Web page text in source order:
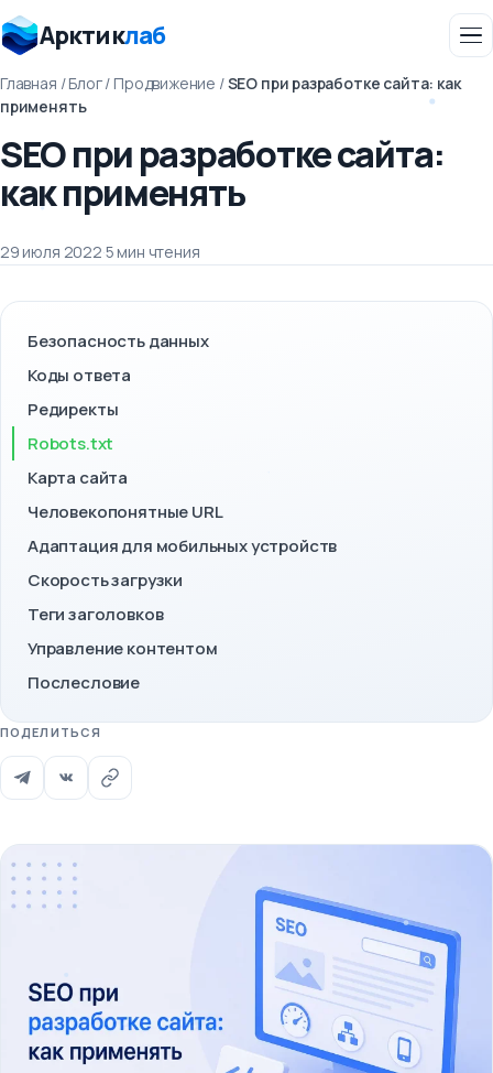
Арктиклаб
Главная /Блог/ Продвижение /SEO при разработке сайта: как
применять
SEO при разработке сайта:
как применять
29 июля 2022·5 мин чтения
Безопасность данных
Коды ответа
Редиректы
Robots.txt
Карта сайта
Человекопонятные URL
Адаптация для мобильных устройств
Скорость загрузки
Теги заголовков
Управление контентом
Послесловие
ПОДЕЛИТЬСЯ